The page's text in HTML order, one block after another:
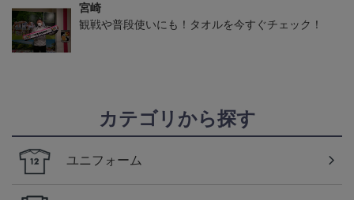
宮崎
観戦や普段使いにも！タオルを今すぐチェック！
カテゴリから探す
ユニフォーム